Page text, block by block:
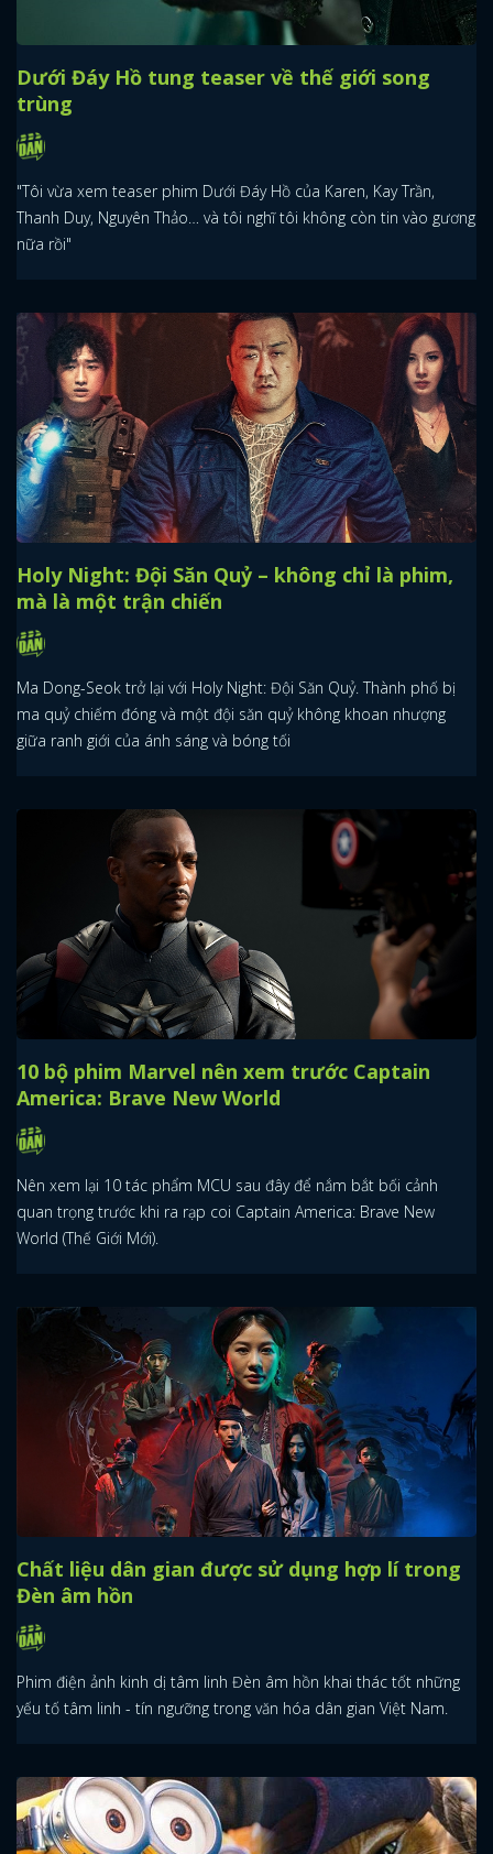
Dưới Đáy Hồ tung teaser về thế giới song
trùng
"Tôi vừa xem teaser phim Dưới Đáy Hồ của Karen, Kay Trần,
Thanh Duy, Nguyên Thảo… và tôi nghĩ tôi không còn tin vào gương
nữa rồi"
Holy Night: Đội Săn Quỷ – không chỉ là phim,
mà là một trận chiến
Ma Dong-Seok trở lại với Holy Night: Đội Săn Quỷ. Thành phố bị
ma quỷ chiếm đóng và một đội săn quỷ không khoan nhượng
giữa ranh giới của ánh sáng và bóng tối
10 bộ phim Marvel nên xem trước Captain
America: Brave New World
Nên xem lại 10 tác phẩm MCU sau đây để nắm bắt bối cảnh
quan trọng trước khi ra rạp coi Captain America: Brave New
World (Thế Giới Mới).
Chất liệu dân gian được sử dụng hợp lí trong
Đèn âm hồn
Phim điện ảnh kinh dị tâm linh Đèn âm hồn khai thác tốt những
yếu tố tâm linh - tín ngưỡng trong văn hóa dân gian Việt Nam.